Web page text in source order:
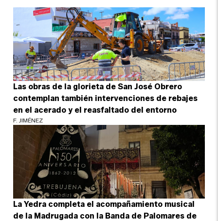
Las obras de la glorieta de San José Obrero
contemplan también intervenciones de rebajes
en el acerado y el reasfaltado del entorno
F. JIMÉNEZ
La Yedra completa el acompañamiento musical
de la Madrugada con la Banda de Palomares de